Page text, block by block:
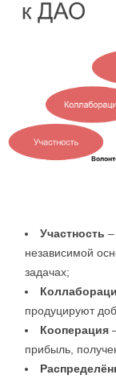
Участность
независимой
задачах;
продуцируют
Кооперация
прибыль,